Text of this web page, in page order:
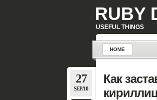
RUBY
USEFUL THINGS
HOME
27
SEP/10
Как